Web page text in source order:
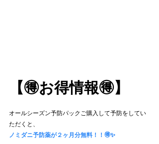
【🉐お得情報🉐】
オールシーズン予防パックご購入して予防をしてい
ただくと、
ノミダニ予防薬が２ヶ月分無料！！🉐✨